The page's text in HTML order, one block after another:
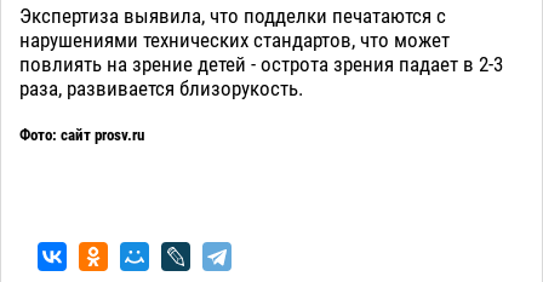
Экспертиза выявила, что подделки печатаются с
нарушениями технических стандартов, что может
повлиять на зрение детей - острота зрения падает в 2-3
раза, развивается близорукость.
Фото: сайт prosv.ru